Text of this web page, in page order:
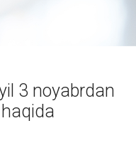
3 noyabrdan